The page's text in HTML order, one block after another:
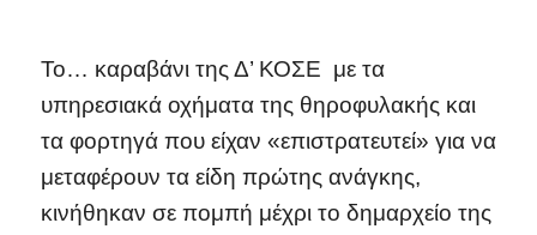
Το… καραβάνι της Δ’ ΚΟΣΕ με τα
υπηρεσιακά οχήματα της θηροφυλακής και
τα φορτηγά που είχαν «επιστρατευτεί» για να
μεταφέρουν τα είδη πρώτης ανάγκης,
κινήθηκαν σε πομπή μέχρι το δημαρχείο της